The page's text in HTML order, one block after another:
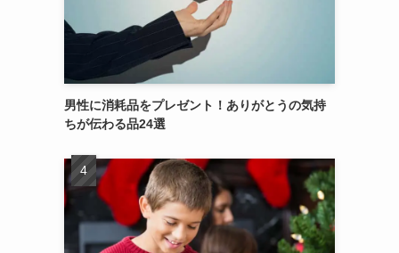
男性に消耗品をプレゼント！ありがとうの気持
ちが伝わる品24選